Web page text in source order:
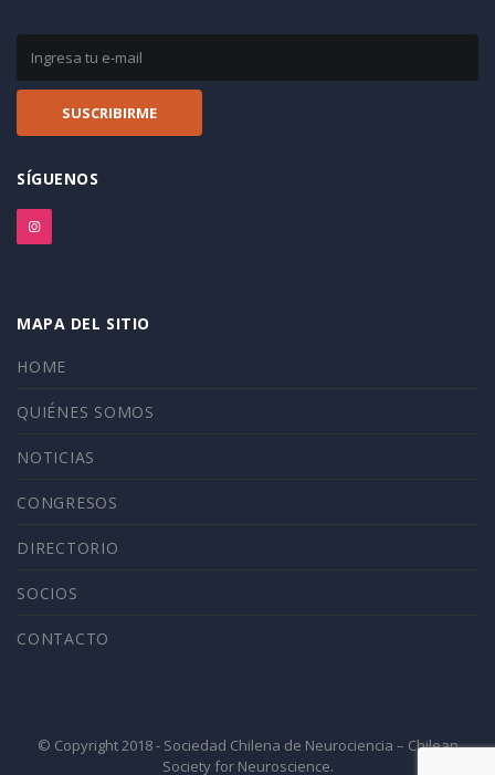
SÍGUENOS
MAPA DEL SITIO
HOME
QUIÉNES SOMOS
NOTICIAS
CONGRESOS
DIRECTORIO
SOCIOS
CONTACTO
© Copyright 2018 - Sociedad Chilena de Neurociencia – Chilean
Society for Neuroscience.